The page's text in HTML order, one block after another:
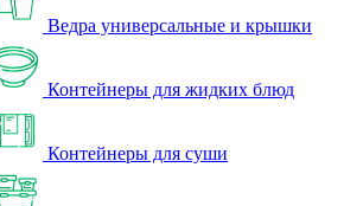
Ведра универсальные и крышки
Контейнеры для жидких блюд
Контейнеры для суши